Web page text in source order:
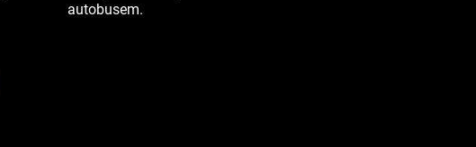
autobusem.